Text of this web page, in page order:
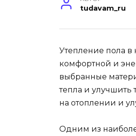
tudavam_ru
Утепление пола
комфортной и
выбранные
тепла и
на отоплении и
Одним из